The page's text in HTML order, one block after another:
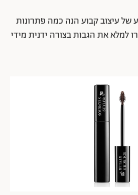
של עיצוב קבוע הנה כמה פתרונות
למלא את הגבות בצורה ידנית מידי